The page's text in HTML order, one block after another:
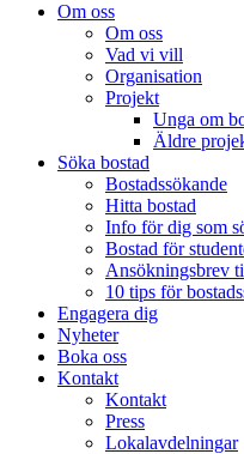
Om oss
Om oss
Vad vi vill
Organisation
Projekt
Unga om
Äldre
Söka bostad
Bostadssökande
Hitta bostad
Info för dig som
Bostad för
Ansökningsbrev
10 tips för
Engagera dig
Nyheter
Boka oss
Kontakt
Kontakt
Press
Lokalavdelningar